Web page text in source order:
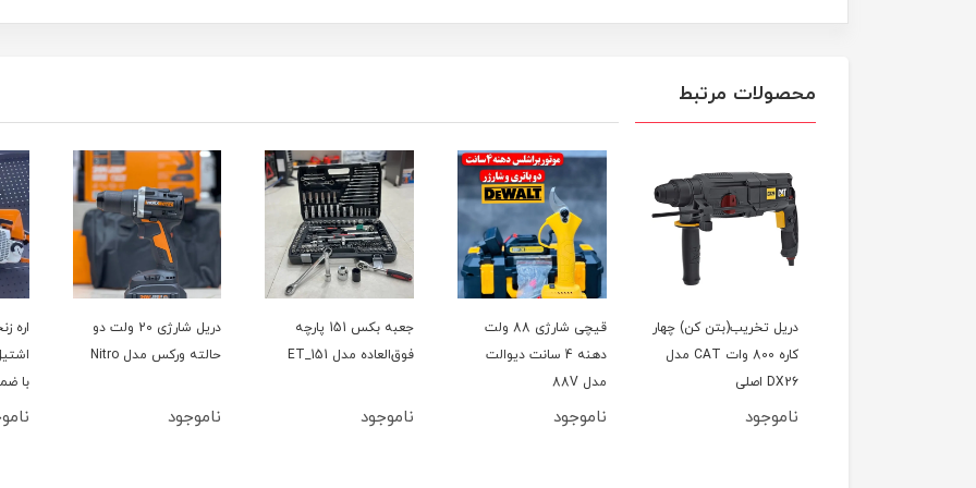
محصولات مرتبط
دریل تخریب(بتن کن) چهار
کاره 800 وات CAT مدل
DX26 اصلی
ناموجود
قیچی شارژی 88 ولت
دهنه 4 سانت دیوالت
مدل 88V
ناموجود
جعبه بکس 151 پارچه
فوق‌العاده مدل ET_151
ناموجود
دریل شارژی 20 ولت دو
حالته ورکس مدل Nitro
ناموجود
با